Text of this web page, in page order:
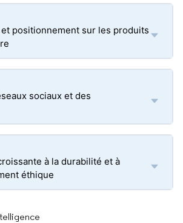
positionnement sur les produits
sociaux et des
à la durabilité et à
éthique